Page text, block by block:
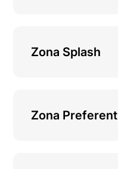
Zona Splash
Zona Preferent